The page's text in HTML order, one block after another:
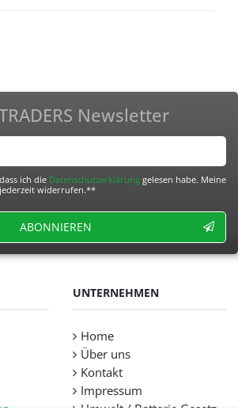
Newsletter
ich die Daten­schutz­erklärunggelesen habe. Meine
widerrufen.**
ABONNIEREN
UNTERNEHMEN
Home
Über uns
Kontakt
Impressum
Umwelt / Batterie Gesetz